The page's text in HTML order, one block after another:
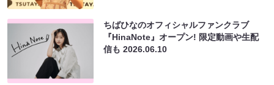
ちばひなのオフィシャルファンクラブ
『HinaNote』オープン! 限定動画や生配
信も2026.06.10